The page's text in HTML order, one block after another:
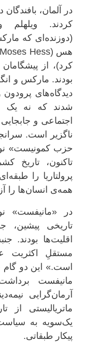
کردند. ویلهلم
(دوزنده‌ای که
هس(Moses Hess)
کرد)، از پیشگامان
بودند. مارکس و
دیدگاه‌های پرودون و
شدند که نه یک
اجتماعی و جابجایی
حزب کمونیست»
تاکنون، تاریخ
پرولتاریا را
همه‌ی انسان‌ها را
در «مانیفست»
تاریخی پیشین،
اقلیت‌ها بودند.
مستقلِ اکثریت
است.» این دو گام
مانیفست
آرمان‌گرایی
ماتریالیستی از
یک‌سویه به سیاست
پیکار طبقاتی.